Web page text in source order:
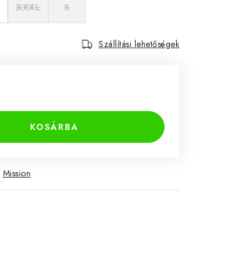
XXXL S
Szállítási lehetőségek
KOSÁRBA
Mission